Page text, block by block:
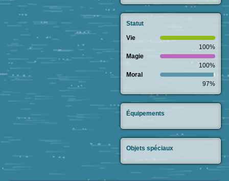
Statut
Vie
100%
Magie
100%
Moral
97%
Équipements
Objets spéciaux